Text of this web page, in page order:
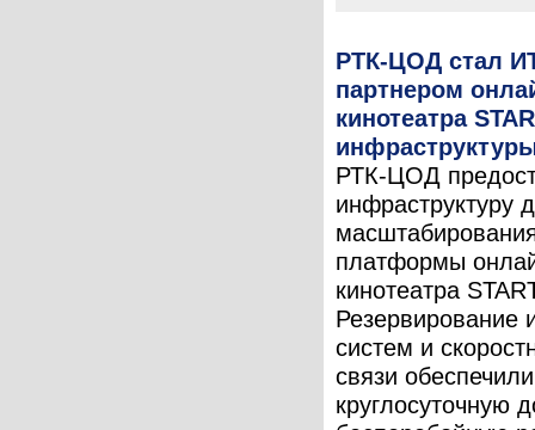
РТК-ЦОД стал
партнером
кинотеатра
РТК-ЦОД
инфраструктуру
платформы
кинотеатра
Резервирование
систем и
связи обеспечили
круглосуточную